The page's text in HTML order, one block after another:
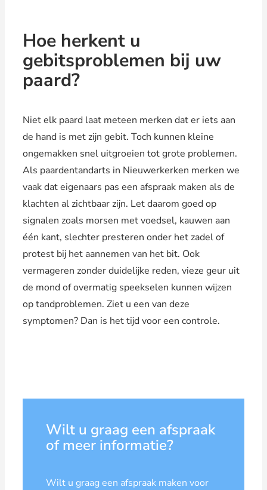
Hoe herkent u
gebitsproblemen bij uw
paard?
Niet elk paard laat meteen merken dat er iets aan
de hand is met zijn gebit. Toch kunnen kleine
ongemakken snel uitgroeien tot grote problemen.
Als paardentandarts in Nieuwerkerken merken we
vaak dat eigenaars pas een afspraak maken als de
klachten al zichtbaar zijn. Let daarom goed op
signalen zoals morsen met voedsel, kauwen aan
één kant, slechter presteren onder het zadel of
protest bij het aannemen van het bit. Ook
vermageren zonder duidelijke reden, vieze geur uit
de mond of overmatig speekselen kunnen wijzen
op tandproblemen. Ziet u een van deze
symptomen? Dan is het tijd voor een controle.
Wilt u graag een afspraak
of meer informatie?
Wilt u graag een afspraak maken voor